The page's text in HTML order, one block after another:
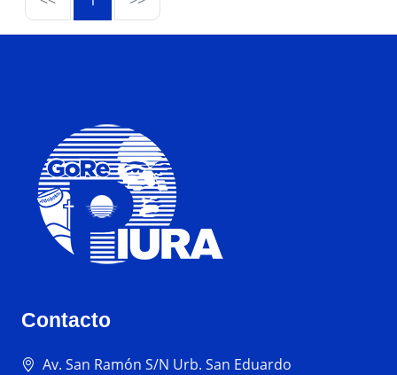
Contacto
Av. San Ramón S/N Urb. San Eduardo